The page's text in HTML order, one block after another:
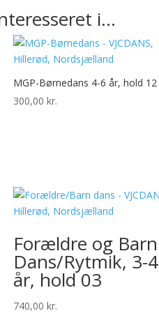
i…
MGP-Børnedans 4-6 år, hold 12
300,00 kr.
Forældre og Barn
Dans/Rytmik, 3-4
år, hold 03
740,00 kr.